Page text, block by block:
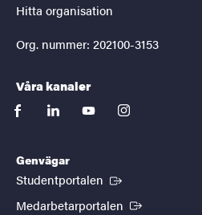
Hitta organisation
Org. nummer: 202100-3153
Våra kanaler
facebooklinkedinyoutubeinstagram
Genvägar
Studentportalen (Extern länk)
Medarbetarportalen (Extern länk)